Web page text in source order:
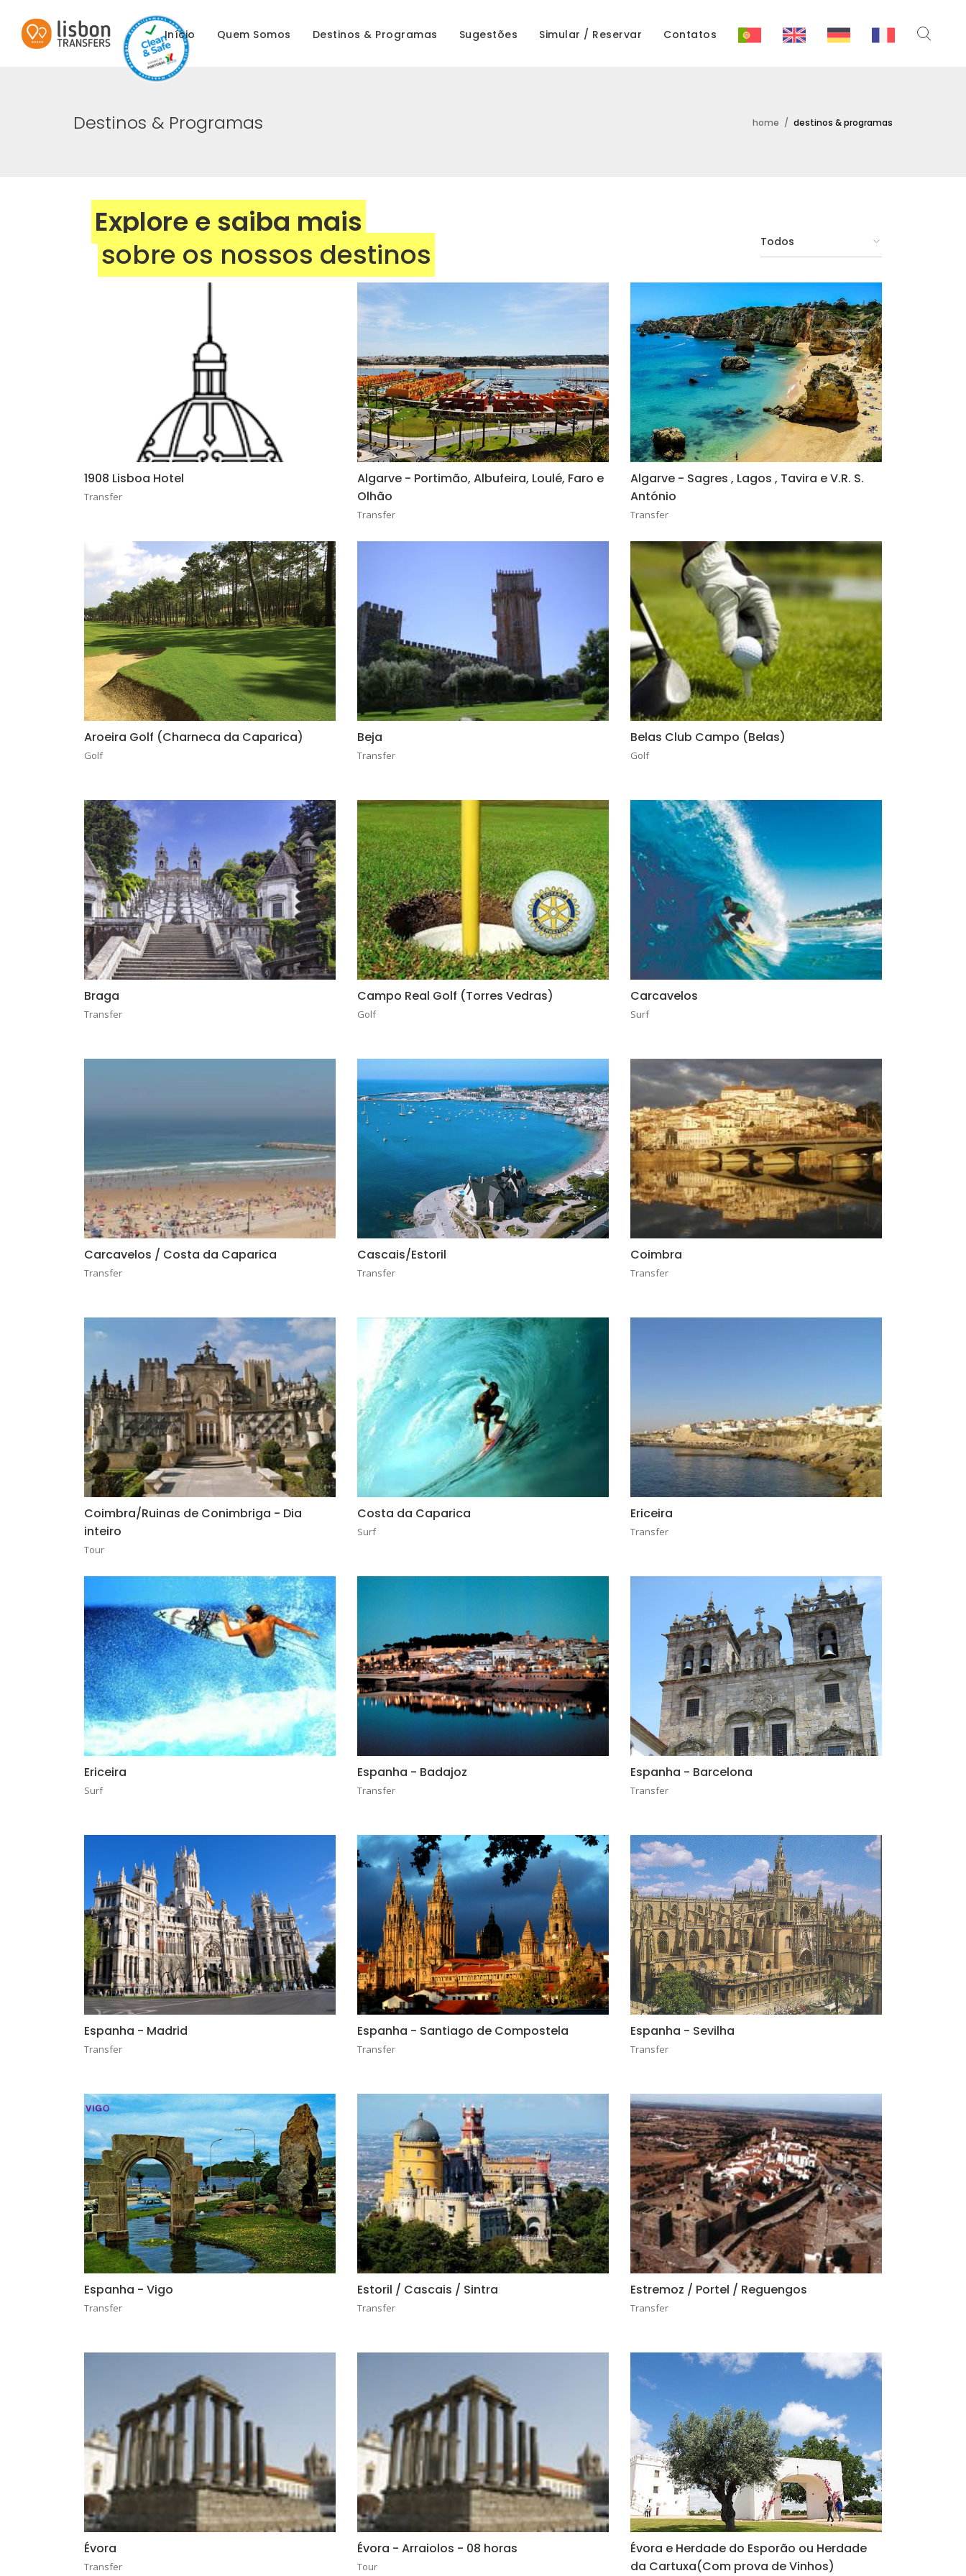
Início Quem Somos Destinos & Programas Sugestões Simular / Reservar Contatos
Destinos & Programas home / destinos & programas
Explore e saiba mais
sobre os nossos destinos
1908 Lisboa Hotel
Transfer
Algarve - Portimão, Albufeira, Loulé, Faro e
Olhão
Transfer
Algarve - Sagres , Lagos , Tavira e V.R. S.
António
Transfer
Aroeira Golf (Charneca da Caparica)
Golf
Beja
Transfer
Belas Club Campo (Belas)
Golf
Braga
Transfer
Campo Real Golf (Torres Vedras)
Golf
Carcavelos
Surf
Carcavelos / Costa da Caparica
Transfer
Cascais/Estoril
Transfer
Coimbra
Transfer
Coimbra/Ruinas de Conimbriga - Dia
inteiro
Tour
Costa da Caparica
Surf
Ericeira
Transfer
Ericeira
Surf
Espanha - Badajoz
Transfer
Espanha - Barcelona
Transfer
Espanha - Madrid
Transfer
Espanha - Santiago de Compostela
Transfer
Espanha - Sevilha
Transfer
Espanha - Vigo
Transfer
Estoril / Cascais / Sintra
Transfer
Estremoz / Portel / Reguengos
Transfer
Évora
Transfer
Évora - Arraiolos - 08 horas
Tour
Évora e Herdade do Esporão ou Herdade
da Cartuxa(Com prova de Vinhos)